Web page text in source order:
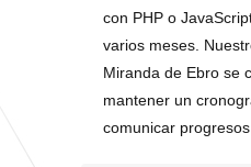
con PHP o
varios meses.
Miranda de Ebro se
mantener un
comunicar